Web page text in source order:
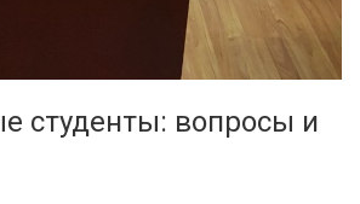
студенты: вопросы и